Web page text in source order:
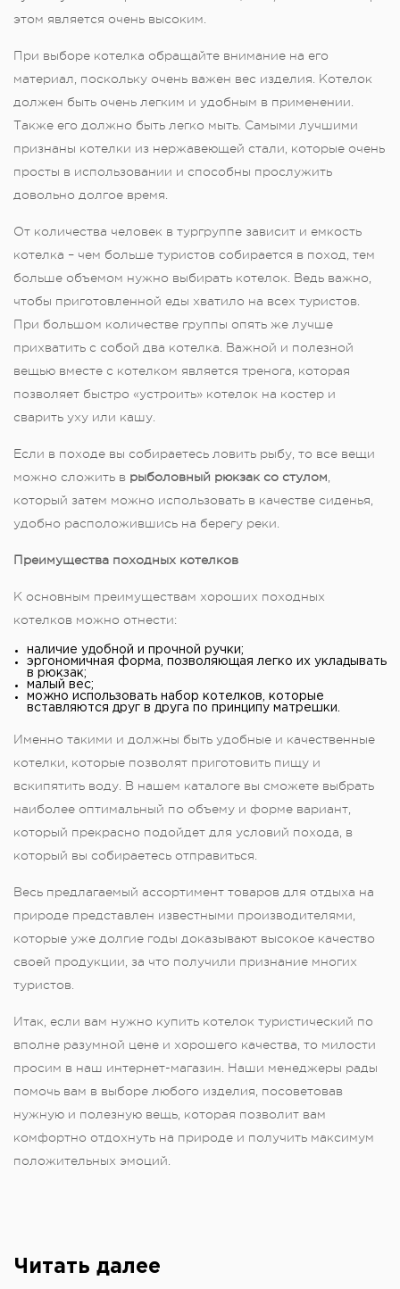
этом является очень высоким.
При выборе котелка обращайте внимание на его
материал, поскольку очень важен вес изделия. Котелок
должен быть очень легким и удобным в применении.
Также его должно быть легко мыть. Самыми лучшими
признаны котелки из нержавеющей стали, которые очень
просты в использовании и способны прослужить
довольно долгое время.
От количества человек в тургруппе зависит и емкость
котелка – чем больше туристов собирается в поход, тем
больше объемом нужно выбирать котелок. Ведь важно,
чтобы приготовленной еды хватило на всех туристов.
При большом количестве группы опять же лучше
прихватить с собой два котелка. Важной и полезной
вещью вместе с котелком является тренога, которая
позволяет быстро «устроить» котелок на костер и
сварить уху или кашу.
Если в походе вы собираетесь ловить рыбу, то все вещи
можно сложить в рыболовный рюкзак со стулом
который затем можно использовать в качестве сиденья,
удобно расположившись на берегу реки.
Преимущества походных котелков
К основным преимуществам хороших походных
котелков можно отнести:
наличие удобной и прочной ручки;
эргономичная форма, позволяющая легко их укладывать
в рюкзак;
малый вес;
можно использовать набор котелков, которые
вставляются друг в друга по принципу матрешки.
Именно такими и должны быть удобные и качественные
котелки, которые позволят приготовить пищу и
вскипятить воду. В нашем каталоге вы сможете выбрать
наиболее оптимальный по объему и форме вариант,
который прекрасно подойдет для условий похода, в
который вы собираетесь отправиться.
Весь предлагаемый ассортимент товаров для отдыха на
природе представлен известными производителями,
которые уже долгие годы доказывают высокое качество
своей продукции, за что получили признание многих
туристов.
Итак, если вам нужно купить котелок туристический по
вполне разумной цене и хорошего качества, то милости
просим в наш интернет-магазин. Наши менеджеры рады
помочь вам в выборе любого изделия, посоветовав
нужную и полезную вещь, которая позволит вам
комфортно отдохнуть на природе и получить максимум
положительных эмоций.
Читать далее